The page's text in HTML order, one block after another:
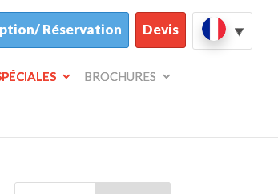
Réservation Devis
BROCHURES